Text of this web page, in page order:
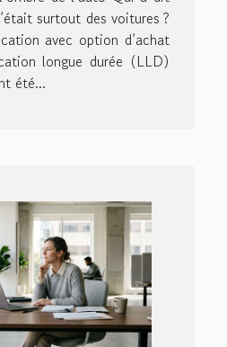
surtout des voitures ?
avec option d’achat
longue durée (LLD)
été...